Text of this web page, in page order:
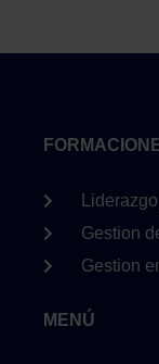
Gestion
Gestion
MENÚ